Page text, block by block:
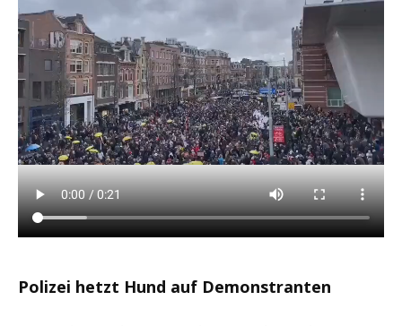
Polizei hetzt Hund auf Demonstranten